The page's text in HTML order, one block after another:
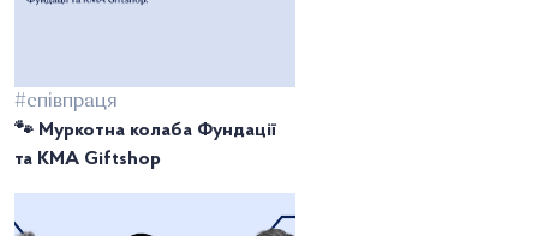
#співпраця
🐾 Муркотна колаба Фундації
та KMA Giftshop